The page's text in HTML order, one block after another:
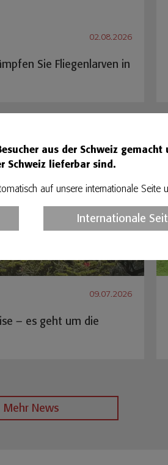
aus der Schweiz gemacht
Schweiz lieferbar sind.
auf unsere internationale Seite
Internationale
02.08.2026
Sie Fliegenlarven in
09.07.2026
– es geht um die
Mehr News